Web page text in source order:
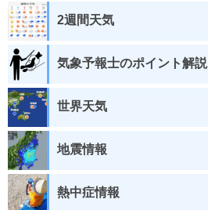
2週間天気
気象予報士のポイント解説
世界天気
地震情報
熱中症情報